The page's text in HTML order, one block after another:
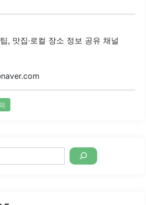
술과 함께 즐길 수 있는 최적의 장소입니
를 고려하여 친절한 서비스와 함께 다
고 있습니다. 특히, 야외 테라스에서의
함께 더욱..
, 맛집·로컬 장소 정보 공유 채널